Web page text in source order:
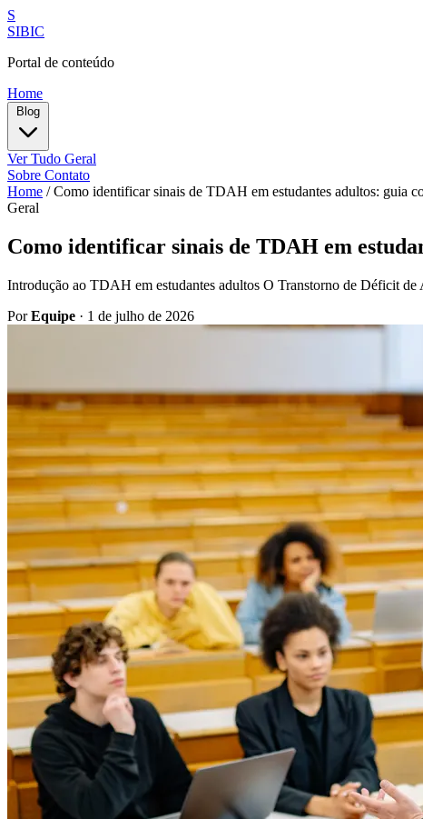
S
SIBIC
Portal de conteúdo
Home
Ver Tudo Geral
Sobre Contato
Home / Como identificar sinais de TDAH em estudantes adultos: guia
Geral
Como identificar sinais de TDAH em
Introdução ao TDAH em estudantes adultos O Transtorno de Déficit
PorEquipe · 1 de julho de 2026